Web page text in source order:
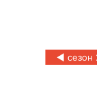
◄ сезон